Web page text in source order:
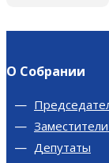
О Собрании
Депутаты